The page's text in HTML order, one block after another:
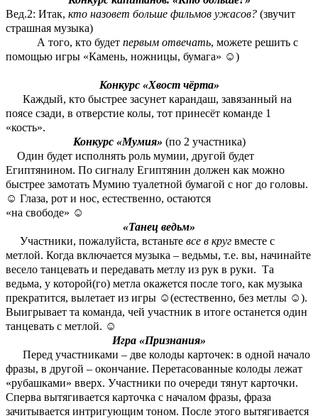
Вед.2: Итак, кто назовет больше фильмов ужасов? (звучит
страшная музыка)
А того, кто будет первым отвечать, можете решить с
помощью игры «Камень, ножницы, бумага» ☺)
Конкурс «Хвост чёрта»
Каждый, кто быстрее засунет карандаш, завязанный на
поясе сзади, в отверстие колы, тот принесёт команде 1
«кость».
Конкурс «Мумия» (по 2 участника)
Один будет исполнять роль мумии, другой будет
Египтянином. По сигналу Египтянин должен как можно
быстрее замотать Мумию туалетной бумагой с ног до головы.
☺ Глаза, рот и нос, естественно, остаются
«на свободе» ☺
«Танец ведьм»
Участники, пожалуйста, встаньте все в круг вместе с
метлой. Когда включается музыка – ведьмы, т.е. вы, начинайте
весело танцевать и передавать метлу из рук в руки. Та
ведьма, у которой(го) метла окажется после того, как музыка
прекратится, вылетает из игры ☺(естественно, без метлы ☺).
Выигрывает та команда, чей участник в итоге останется один
танцевать с метлой. ☺
Игра «Признания»
Перед участниками – две колоды карточек: в одной начало
фразы, в другой – окончание. Перетасованные колоды лежат
«рубашками» вверх. Участники по очереди тянут карточки.
Сперва вытягивается карточка с началом фразы, фраза
зачитывается интригующим тоном. После этого вытягивается